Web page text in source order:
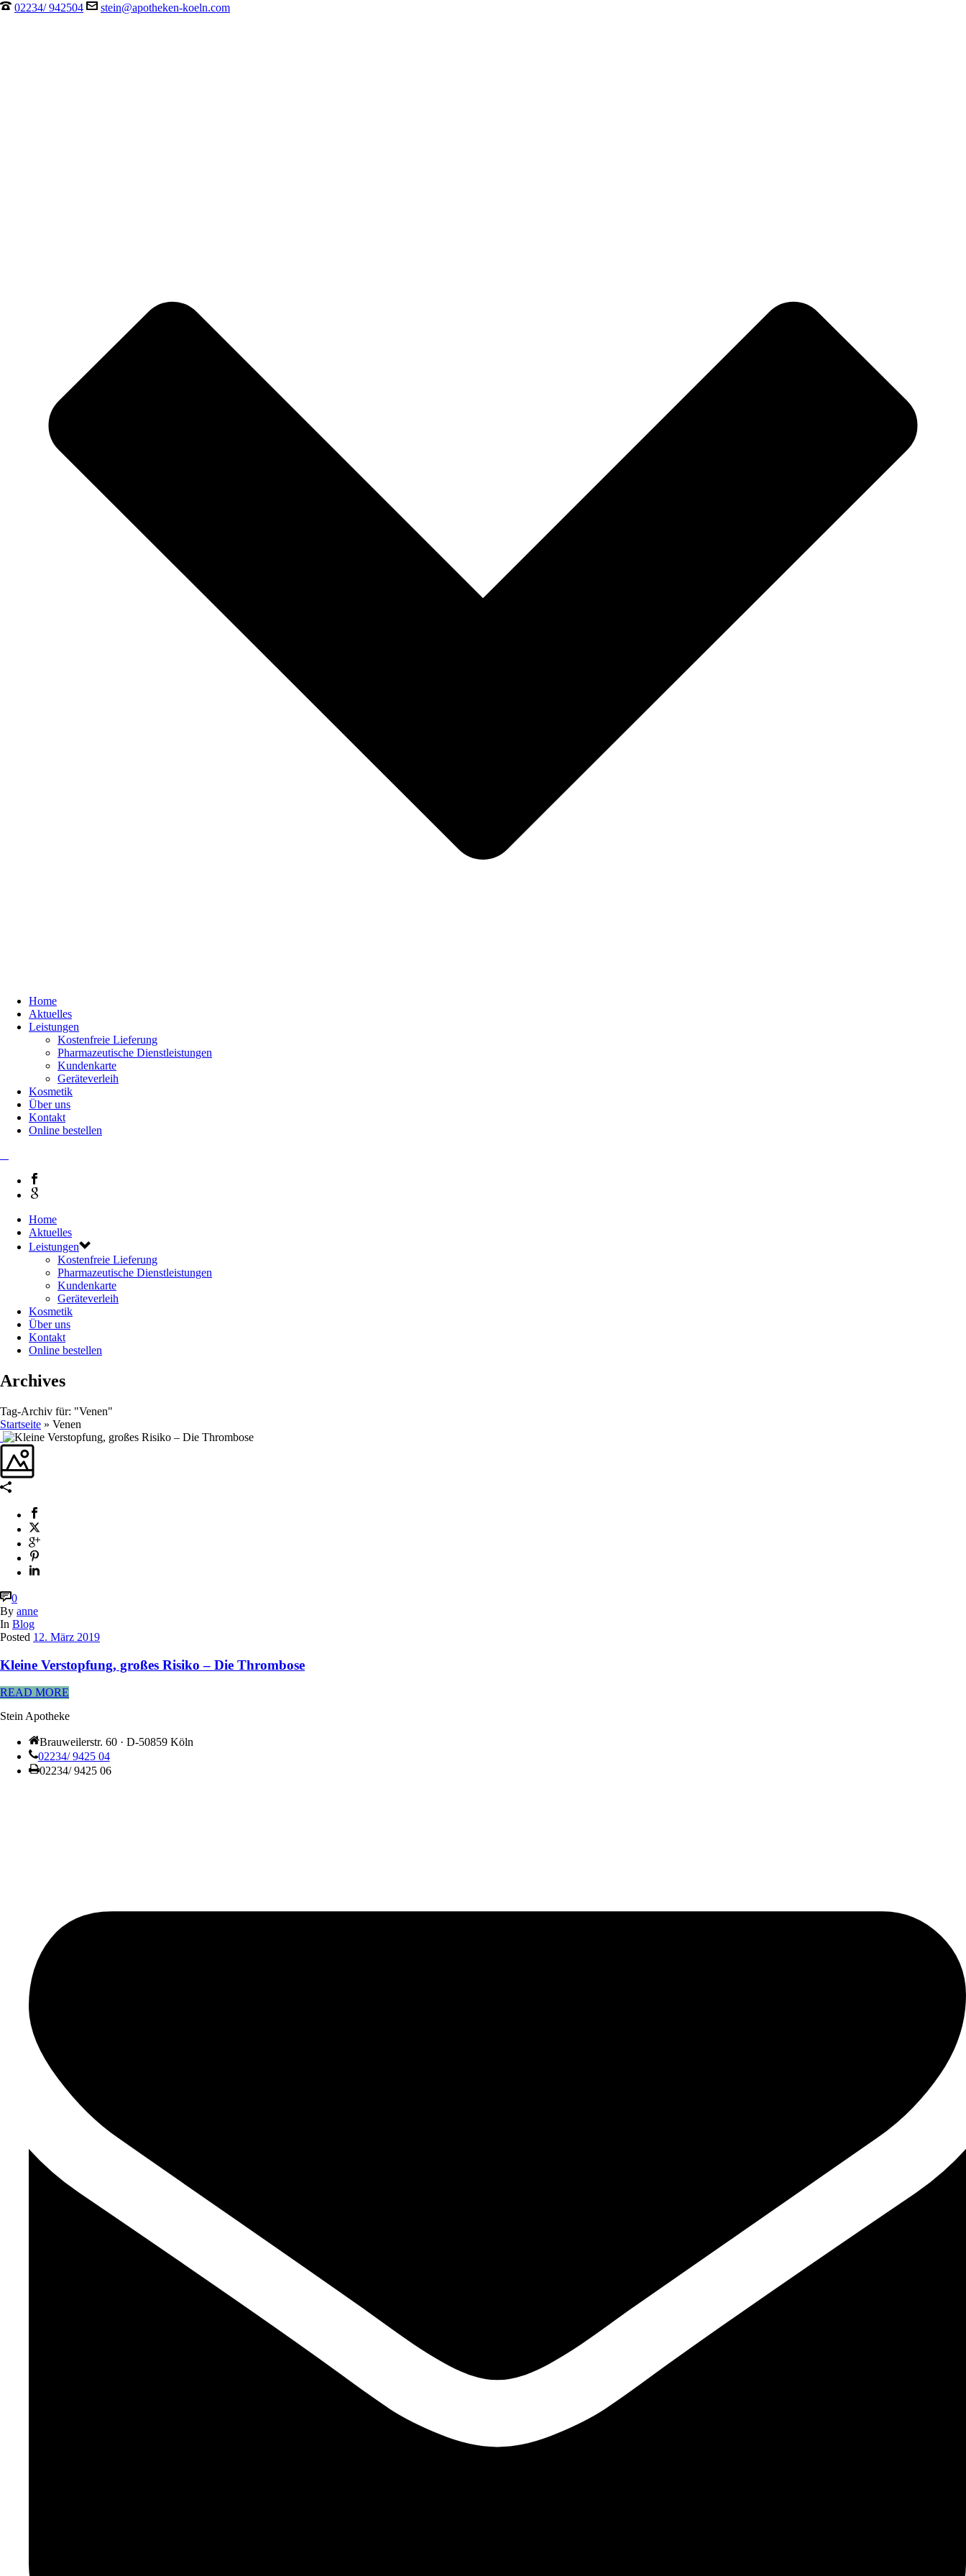
02234/ 942504 stein@apotheken-koeln.com
Home
Aktuelles
Leistungen
Kostenfreie Lieferung
Pharmazeutische Dienstleistungen
Kundenkarte
Geräteverleih
Kosmetik
Über uns
Kontakt
Online bestellen
Home
Aktuelles
Leistungen
Kostenfreie Lieferung
Pharmazeutische Dienstleistungen
Kundenkarte
Geräteverleih
Kosmetik
Über uns
Kontakt
Online bestellen
Archives
Tag-Archiv für: "Venen"
Startseite » Venen
0
By anne
In Blog
Posted 12. März 2019
Kleine Verstopfung, großes Risiko – Die Thrombose
READ MORE
Stein Apotheke
Brauweilerstr. 60 · D-50859 Köln
02234/ 9425 04
02234/ 9425 06